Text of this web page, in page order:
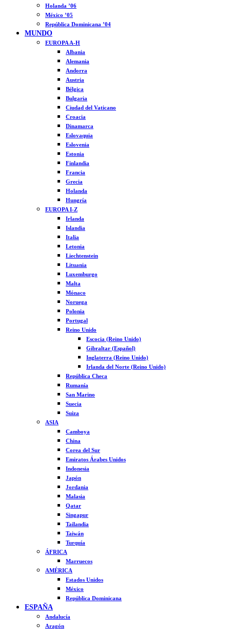
Holanda ’06
México ’05
República Dominicana ’04
MUNDO
EUROPA A-H
Albania
Alemania
Andorra
Austria
Bélgica
Bulgaria
Ciudad del Vaticano
Croacia
Dinamarca
Eslovaquia
Eslovenia
Estonia
Finlandia
Francia
Grecia
Holanda
Hungría
EUROPA I-Z
Irlanda
Islandia
Italia
Letonia
Liechtenstein
Lituania
Luxemburgo
Malta
Mónaco
Noruega
Polonia
Portugal
Reino Unido
Escocia (Reino Unido)
Gibraltar (Español)
Inglaterra (Reino Unido)
Irlanda del Norte (Reino Unido)
República Checa
Rumanía
San Marino
Suecia
Suiza
ASIA
Camboya
China
Corea del Sur
Emiratos Árabes Unidos
Indonesia
Japón
Jordania
Malasia
Qatar
Singapur
Tailandia
Taiwán
Turquía
ÁFRICA
Marruecos
AMÉRICA
Estados Unidos
México
República Dominicana
ESPAÑA
Andalucía
Aragón